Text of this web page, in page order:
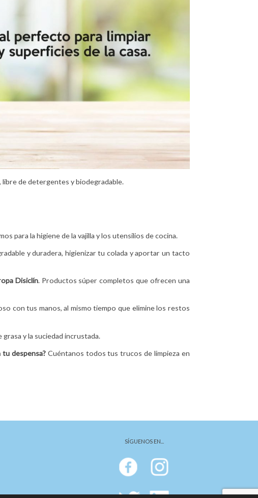
libre de detergentes y biodegradable.
para la higiene de la vajilla y los utensilios de cocina.
y duradera, higienizar tu colada y aportar un tacto
Disiclín. Productos súper completos que ofrecen una
con tus manos, al mismo tiempo que elimine los restos
y la suciedad incrustada.
despensa? Cuéntanos todos tus trucos de limpieza en
SÍGUENOS EN...